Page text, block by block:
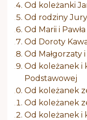
Od koleżanki
Od rodziny
Od Marii i
Od Doroty
Od Małgorzaty
Od koleżanek i
Podstawowej
Od koleżanek
Od koleżanek
Od koleżanek i